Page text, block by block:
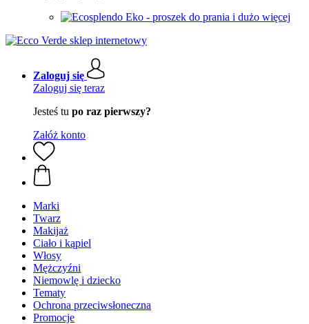
Eko - proszek do prania i dużo więcej
Zaloguj się
Zaloguj się teraz
Jesteś tu po raz pierwszy?
Załóż konto
Marki
Twarz
Makijaż
Ciało i kąpiel
Włosy
Mężczyźni
Niemowlę i dziecko
Tematy
Ochrona przeciwsłoneczna
Promocje